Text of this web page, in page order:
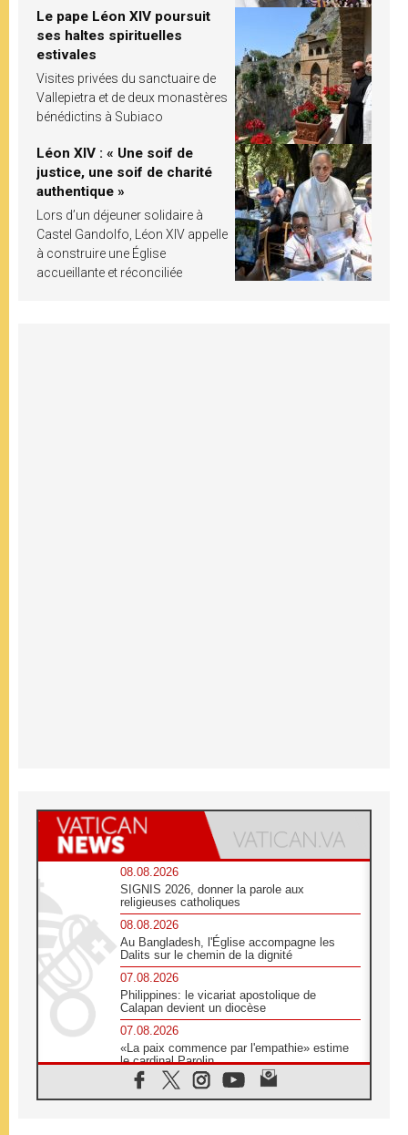
Le pape Léon XIV poursuit
ses haltes spirituelles
estivales
Visites privées du sanctuaire de
Vallepietra et de deux monastères
bénédictins à Subiaco
Léon XIV : « Une soif de
justice, une soif de charité
authentique »
Lors d’un déjeuner solidaire à
Castel Gandolfo, Léon XIV appelle
à construire une Église
accueillante et réconciliée
08.08.2026
SIGNIS 2026, donner la parole aux
religieuses catholiques
08.08.2026
Au Bangladesh, l'Église accompagne les
Dalits sur le chemin de la dignité
07.08.2026
Philippines: le vicariat apostolique de
Calapan devient un diocèse
07.08.2026
«La paix commence par l'empathie» estime
le cardinal Parolin
07.08.2026
En Colombie, «la paix ne s'achète pas avec